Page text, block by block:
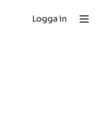
Logga in